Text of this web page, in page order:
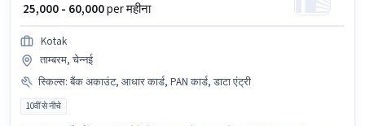
₹ 25,000 - 60,000per महीना
Kotak
ताम्बरम, चेन्नई
स्किल्स: बैंक अकाउंट, आधार कार्ड, PAN कार्ड, डाटा एंट्री
10वीं से नीचे